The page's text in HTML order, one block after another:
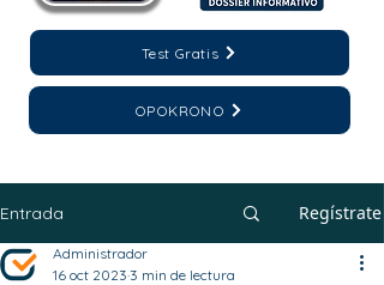
Test Gratis
OPOKRONO
Entrada Regístrate
Administrador
16 oct 2023 3 min de lectura